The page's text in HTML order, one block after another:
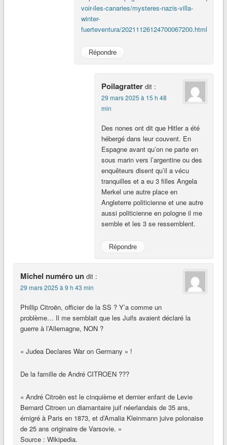
voir-iles-canaries/mysteres-nazis-villa-
winter-
fuerteventura/20211126124700067200.html
Répondre
Poilagratter dit :
29 mars 2025 à 15 h 48
min
Des nones ont dit que Hitler a été
hébergé dans leur couvent. En
Espagne avant qu’on ne parte en
sous marin vers l’argentine ou des
enquêteurs disent qu’il a vécu
tranquilles et a eu 3 filles Angela
Merkel une autre place en
Angleterre politicienne et une autre
aussi politicienne en pologne il me
semble et les 3 se ressemblent.
Répondre
Michel numéro un dit :
29 mars 2025 à 9 h 43 min
Phillip Citroën, officier de la SS ? Y’a comme un
problème… Il me semblait que les Juifs avaient déclaré la
guerre à l’Allemagne, NON ?
« Judea Declares War on Germany » !
De la famille de André CITROEN ???
« André Citroën est le cinquième et dernier enfant de Levie
Bernard Citroen un diamantaire juif néerlandais de 35 ans,
émigré à Paris en 1873, et d’Amalia Kleinmann juive polonaise
de 25 ans originaire de Varsovie. »
Source : Wikipedia.